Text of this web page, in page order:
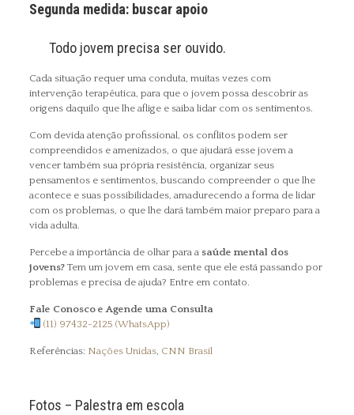
Segunda medida: buscar apoio
Todo jovem precisa ser ouvido.
Cada situação requer uma conduta, muitas vezes com
intervenção terapêutica, para que o jovem possa descobrir as
origens daquilo que lhe aflige e saiba lidar com os sentimentos.
Com devida atenção profissional, os conflitos podem ser
compreendidos e amenizados, o que ajudará esse jovem a
vencer também sua própria resistência, organizar seus
pensamentos e sentimentos, buscando compreender o que lhe
acontece e suas possibilidades, amadurecendo a forma de lidar
com os problemas, o que lhe dará também maior preparo para a
vida adulta.
Percebe a importância de olhar para a saúde mental dos
jovens? Tem um jovem em casa, sente que ele está passando por
problemas e precisa de ajuda? Entre em contato.
Fale Conosco e Agende uma Consulta
(11) 97432-2125 (WhatsApp)
Referências: Nações Unidas, CNN Brasil
Fotos – Palestra em escola